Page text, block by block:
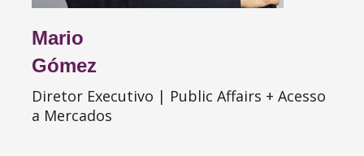
Mario
Gómez
Diretor Executivo | Public Affairs + Acesso
a Mercados